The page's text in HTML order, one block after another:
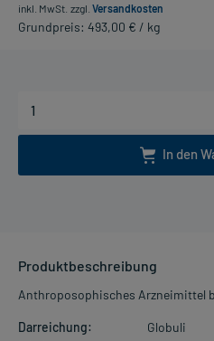
inkl. MwSt. zzgl. Versandkosten
Grundpreis: 493,00 € / kg
In den
Produktbeschreibung
Anthroposophisches Arzneimittel
Darreichung:
Globuli